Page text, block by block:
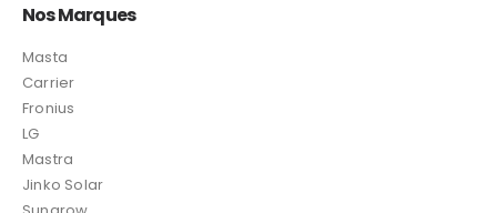
Nos Marques
Masta
Carrier
Fronius
LG
Mastra
Jinko Solar